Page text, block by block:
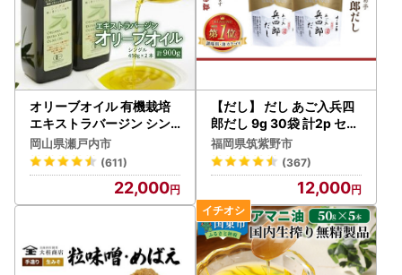
オリーブオイル 有機栽培
エキストラバージン シン
グル 2本 オリーブオイル
岡山県瀬戸内市
(611)
22,000
【だし】 だし あご入兵四
郎だし 9g 30袋 計2p セッ
ト 21760217
福岡県筑紫野市
(367)
12,000